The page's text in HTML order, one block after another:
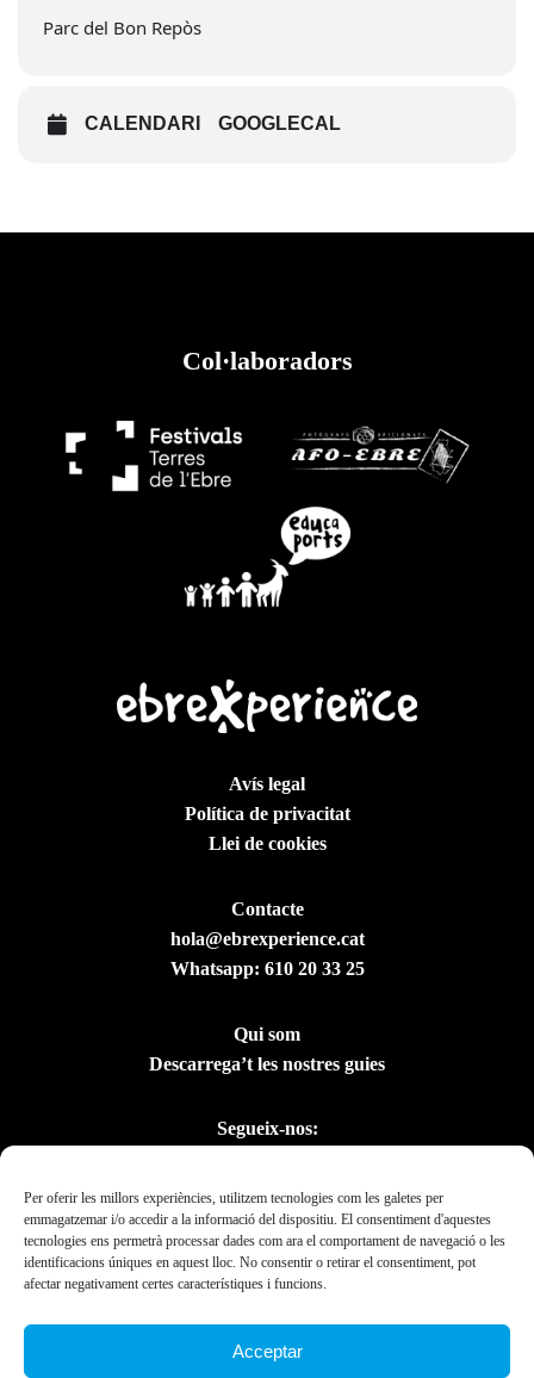
Per oferir les millors experiències, utilitzem tecnologies com les galetes per
emmagatzemar i/o accedir a la informació del dispositiu. El consentiment d'aquestes
tecnologies ens permetrà processar dades com ara el comportament de navegació o les
identificacions úniques en aquest lloc. No consentir o retirar el consentiment, pot
afectar negativament certes característiques i funcions.
Acceptar
Parc del Bon Repòs
CALENDARI GOOGLECAL
Col·laboradors
Avís legal
Política de privacitat
Llei de cookies
Contacte
hola@ebrexperience.cat
Whatsapp: 610 20 33 25
Qui som
Descarrega’t les nostres guies
Segueix-nos: